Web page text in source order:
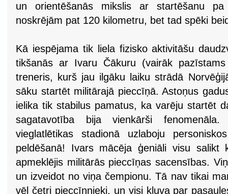
un orientēšanās mikslis ar startēšanu
noskrējām pat 120 kilometru, bet tad spēki
Kā iespējama tik liela fizisko aktivitāšu
tikšanās ar Ivaru Čākuru (vairāk
treneris, kurš jau ilgāku laiku strādā
sāku startēt militārajā pieccīņā. Astoņus
ielika tik stabilus pamatus, ka varēju startēt
sagatavotība bija vienkārši
vieglatlētikas stadionā uzlaboju
peldēšanā! Ivars mācēja ģeniāli visu
apmeklējis militārās pieccīņas sacensības.
un izveidot no viņa čempionu. Tā nav tikai
vēl četri pieccīņnieki, un visi kļuva par